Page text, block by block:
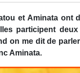
et Aminata ont
participent
on me dit de
Aminata.